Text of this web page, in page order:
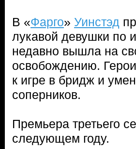
В «Фарго» Уинстэд
лукавой девушки по
недавно вышла на
освобождению.
к игре в бридж и
соперников.
Премьера третьего
следующем году.